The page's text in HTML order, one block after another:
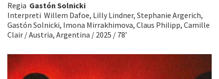
Regia Gastón Solnicki
Interpreti Willem Dafoe, Lilly Lindner, Stephanie Argerich,
Gastón Solnicki, Imona Mirrakhimova, Claus Philipp, Camille
Clair / Austria, Argentina / 2025 / 78’